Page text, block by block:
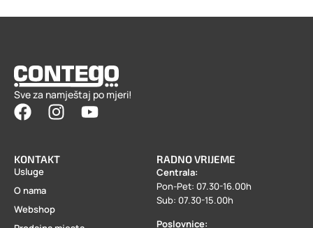
Sve za namještaj po mjeri!
KONTAKT
Usluge
O nama
Webshop
RADNO VRIJEME
Centrala:
Pon-Pet: 07.30-16.00h
Sub: 07.30-15.00h
Poslovnice: